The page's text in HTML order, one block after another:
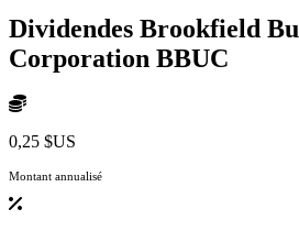
Dividendes Brookfield
Corporation BBUC
0,25 $US
Montant annualisé